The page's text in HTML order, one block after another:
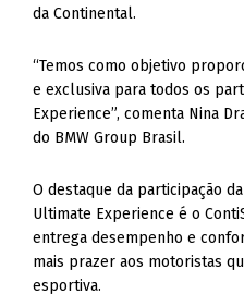
da Continental.
“Temos como objetivo
e exclusiva para todos os
Experience”, comenta Nina
do BMW Group Brasil.
O destaque da participação
Ultimate Experience é o
entrega desempenho e
mais prazer aos motoristas
esportiva.